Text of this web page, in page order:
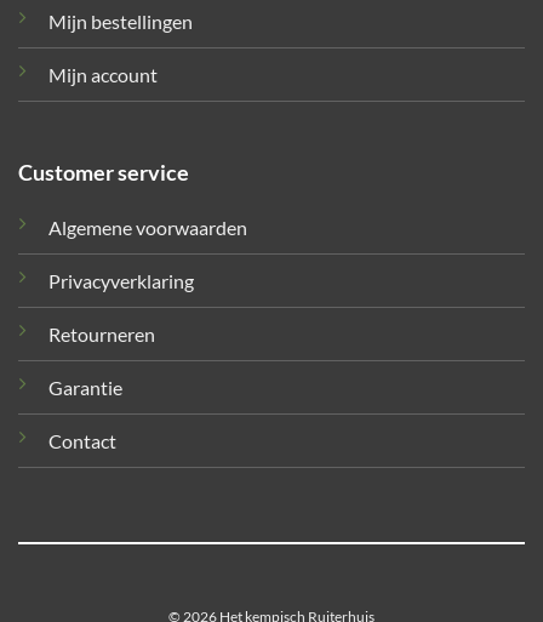
Mijn bestellingen
Mijn account
Customer service
Algemene voorwaarden
Privacyverklaring
Retourneren
Garantie
Contact
© 2026 Het kempisch Ruiterhuis